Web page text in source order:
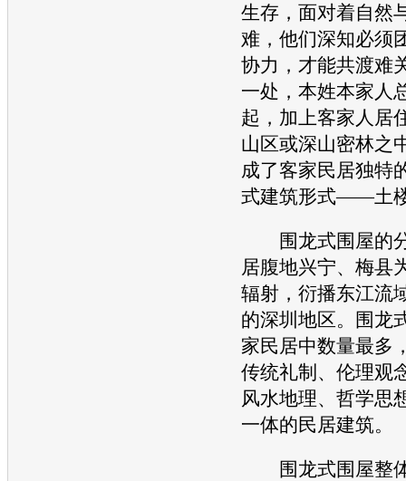
生存，面对着自然
难，他们深知必须
协力，才能共渡难
一处，本姓本家人
起，加上客家人居
山区或深山密林之
成了客家民居独特
式建筑形式——土
围龙式围屋的
居腹地兴宁、梅县
辐射，衍播东江流
的深圳地区。围龙
家民居中数量最多
传统礼制、伦理观
风水地理、哲学思
一体的民居建筑。
围龙式围屋整